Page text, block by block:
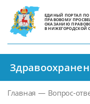
ЕДИНЫЙ ПОРТАЛ ПО
ПРАВОВОМУ
ОКАЗАНИЮ
В НИЖЕГОРОДСКОЙ
Главная — Вопрос-